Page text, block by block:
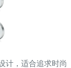
计，适合追求时尚